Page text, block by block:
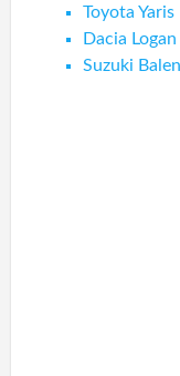
Toyota Yaris
Dacia Logan
Suzuki